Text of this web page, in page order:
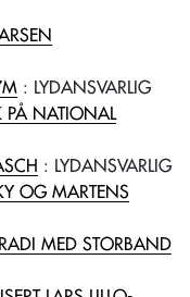
: LYDANSVARLIG
NATIONAL
: LYDANSVARLIG
OG MARTENS
MED STORBAND